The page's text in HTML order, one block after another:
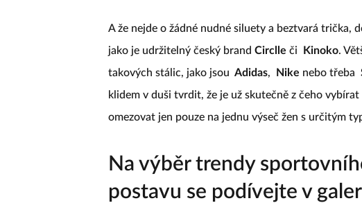
A že nejde o žádné nudné siluety a beztvará trička,
jako je udržitelný český brand Circlle či Kinoko.
takových stálic, jako jsou Adidas, Nike nebo třeba
klidem v duši tvrdit, že je už skutečně z čeho vybírat
omezovat jen pouze na jednu výseč žen s určitým
Na výběr trendy
postavu se podívejte v